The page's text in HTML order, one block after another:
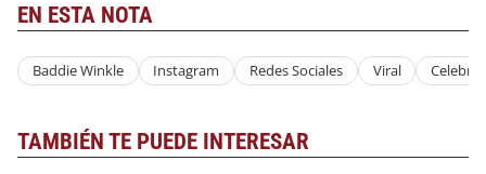
EN ESTA NOTA
Baddie Winkle Instagram Redes Sociales Viral
TAMBIÉN TE PUEDE INTERESAR